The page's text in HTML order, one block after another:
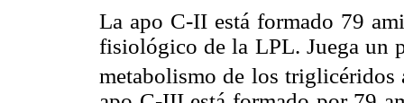
La apo C-II está formado 79
fisiológico de la LPL. Juega un
metabolismo de los